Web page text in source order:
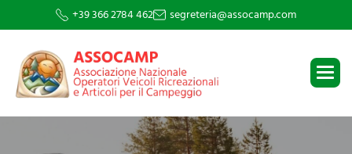
+39 366 2784 462 segreteria@assocamp.com